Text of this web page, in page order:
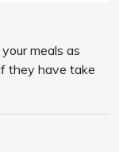
meals as
they have take